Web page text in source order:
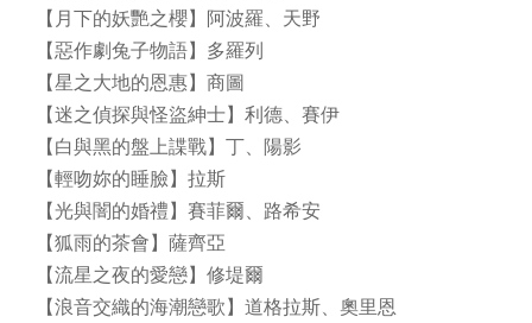
【月下的妖艷之櫻】阿波羅、天野
【惡作劇兔子物語】多羅列
【星之大地的恩惠】商圖
【迷之偵探與怪盜紳士】利德、賽伊
【白與黑的盤上諜戰】丁、陽影
【輕吻妳的睡臉】拉斯
【光與闇的婚禮】賽菲爾、路希安
【狐雨的茶會】薩齊亞
【流星之夜的愛戀】修堤爾
【浪音交織的海潮戀歌】道格拉斯、奧里恩